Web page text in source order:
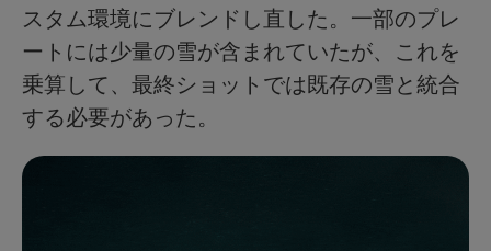
スタム環境にブレンドし直した。一部のプレ
ートには少量の雪が含まれていたが、これを
乗算して、最終ショットでは既存の雪と統合
する必要があった。